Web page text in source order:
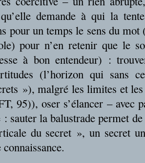
demande à qui la
pour un temps le sens du
pour n’en retenir que le
à bon entendeur) :
(l’horizon qui sans
»), malgré les limites et
95)), oser s’élancer – avec
sauter la balustrade permet
du secret », un secret